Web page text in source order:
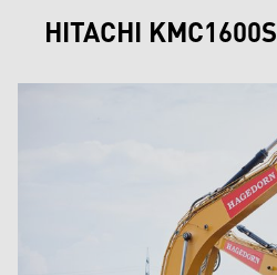
HITACHI KMC1600S